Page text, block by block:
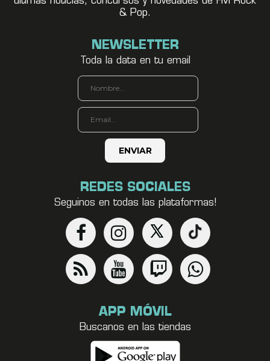
& Pop.
NEWSLETTER
Toda la data en tu email
REDES SOCIALES
Seguinos en todas las plataformas!
APP MÓVIL
Buscanos en las tiendas